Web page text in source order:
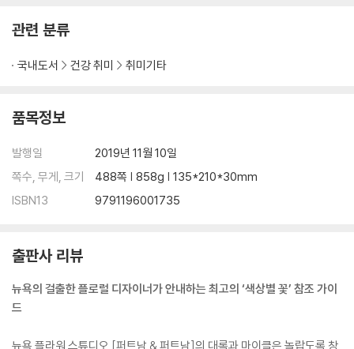
관련 분류
국내도서 건강 취미 취미기타
품목정보
발행일
2019년 11월 10일
쪽수, 무게, 크기
488쪽 | 858g | 135*210*30mm
ISBN13
9791196001735
출판사 리뷰
뉴욕의 걸출한 플로럴 디자이너가 안내하는 최고의 ‘색상별 꽃’ 참조 가이
드
뉴욕 플라워 스튜디오 [퍼트남 & 퍼트남]의 대록과 마이클은 놀랍도록 창